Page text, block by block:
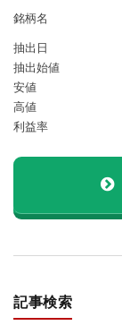
銘柄名
抽出日
抽出始値
安値
高値
利益率
記事検索